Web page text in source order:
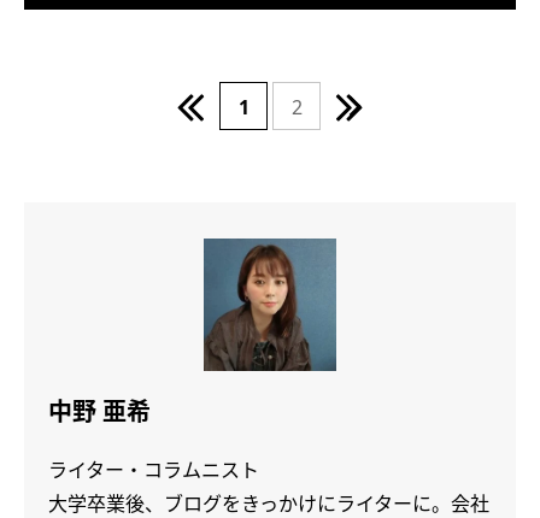
1 2
中野 亜希
ライター・コラムニスト
大学卒業後、ブログをきっかけにライターに。会社